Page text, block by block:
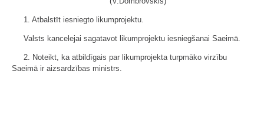
1. Atbalstīt iesniegto likumprojektu.
Valsts kancelejai sagatavot likumprojektu iesniegšanai Saeimā.
2. Noteikt, ka atbildīgais par likumprojekta turpmāko virzību
Saeimā ir aizsardzības ministrs.